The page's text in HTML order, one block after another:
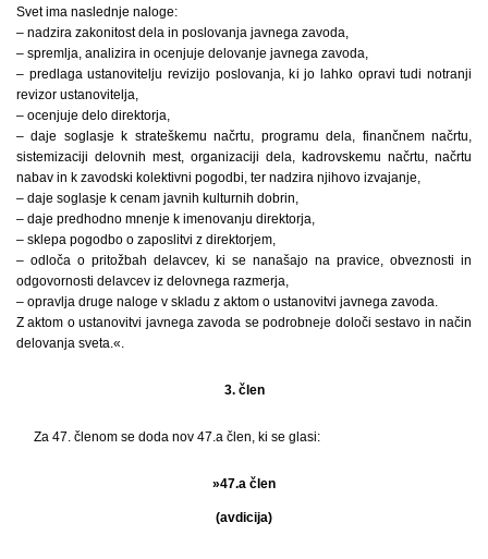
Svet ima naslednje naloge:
– nadzira zakonitost dela in poslovanja javnega zavoda,
– spremlja, analizira in ocenjuje delovanje javnega zavoda,
– predlaga ustanovitelju revizijo poslovanja, ki jo lahko opravi tudi notranji
revizor ustanovitelja,
– ocenjuje delo direktorja,
– daje soglasje k strateškemu načrtu, programu dela, finančnem načrtu,
sistemizaciji delovnih mest, organizaciji dela, kadrovskemu načrtu, načrtu
nabav in k zavodski kolektivni pogodbi, ter nadzira njihovo izvajanje,
– daje soglasje k cenam javnih kulturnih dobrin,
– daje predhodno mnenje k imenovanju direktorja,
– sklepa pogodbo o zaposlitvi z direktorjem,
– odloča o pritožbah delavcev, ki se nanašajo na pravice, obveznosti in
odgovornosti delavcev iz delovnega razmerja,
– opravlja druge naloge v skladu z aktom o ustanovitvi javnega zavoda.
Z aktom o ustanovitvi javnega zavoda se podrobneje določi sestavo in način
delovanja sveta.«.
3. člen
Za 47. členom se doda nov 47.a člen, ki se glasi:
»47.a člen
(avdicija)